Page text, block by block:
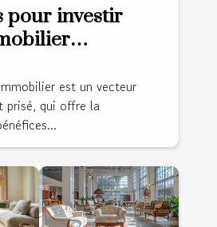
pour investir
profitable
est un vecteur
prisé, qui offre la